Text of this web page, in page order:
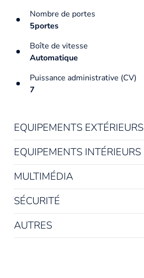
Nombre de portes
5portes
Boîte de vitesse
Automatique
Puissance administrative (CV)
7
EQUIPEMENTS EXTÉRIEURS
EQUIPEMENTS INTÉRIEURS
MULTIMÉDIA
SÉCURITÉ
AUTRES